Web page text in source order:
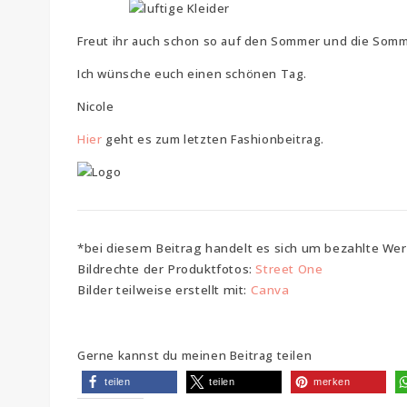
Freut ihr auch schon so auf den Sommer und die
Ich wünsche euch einen schönen Tag.
Nicole
Hier geht es zum letzten Fashionbeitrag.
*bei diesem Beitrag handelt es sich um bezahlte
Bildrechte der Produktfotos:Street One
Bilder teilweise erstellt mit: Canva
Gerne kannst du meinen Beitrag teilen
teilen teilen merken